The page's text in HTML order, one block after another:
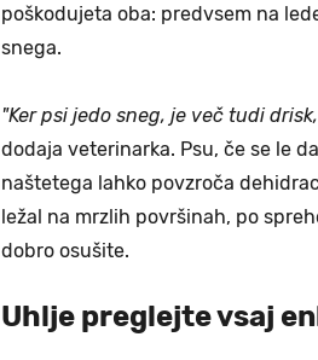
poškodujeta oba: predvsem na
snega.
"Ker psi jedo sneg, je več tudi
dodaja veterinarka. Psu, če se le
naštetega lahko povzroča
ležal na mrzlih površinah, po
dobro osušite.
Uhlje preglejte vsaj